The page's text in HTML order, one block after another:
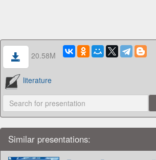
20.58M
literature
Similar presentations: